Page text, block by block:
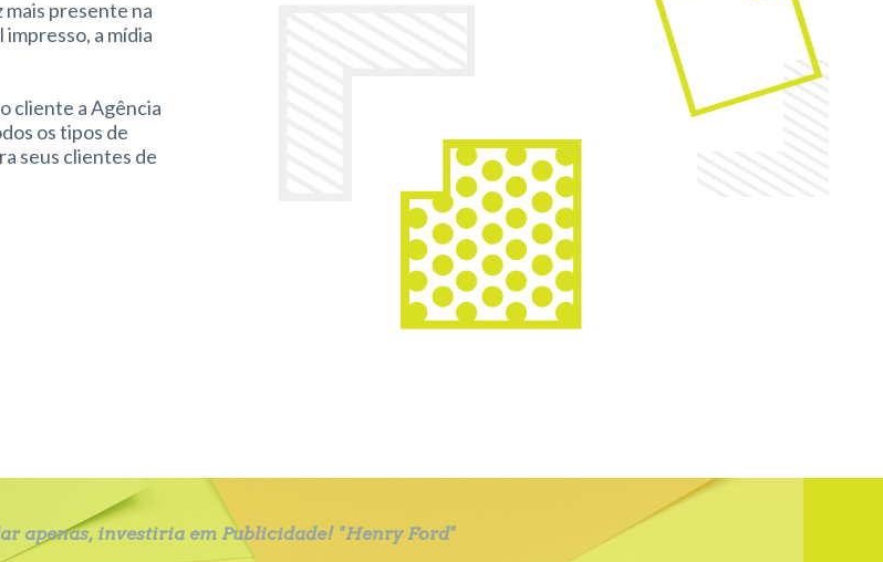
mais presente na
a mídia
cliente a Agência
os tipos de
seus clientes de
apenas, investiria em Publicidade! "Henry Ford"